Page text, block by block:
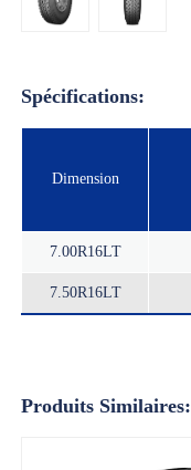
Spécifications:
Dimension
7.00R16LT
7.50R16LT
Produits Similaires: